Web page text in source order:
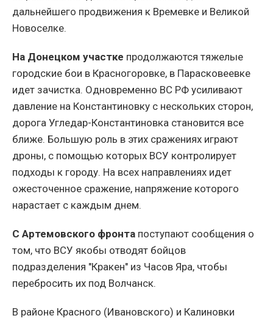
дальнейшего продвижения к Времевке и Великой
Новоселке.
На Донецком участке продолжаются тяжелые
городские бои в Красногоровке, в Парасковеевке
идет зачистка. Одновременно ВС РФ усиливают
давление на Константиновку с нескольких сторон,
дорога Угледар-Константиновка становится все
ближе. Большую роль в этих сражениях играют
дроны, с помощью которых ВСУ контролирует
подходы к городу. На всех направлениях идет
ожесточенное сражение, напряжение которого
нарастает с каждым днем.
С Артемовского фронта поступают сообщения о
том, что ВСУ якобы отводят бойцов
подразделения "Кракен" из Часов Яра, чтобы
перебросить их под Волчанск.
В районе Красного (Ивановского) и Калиновки